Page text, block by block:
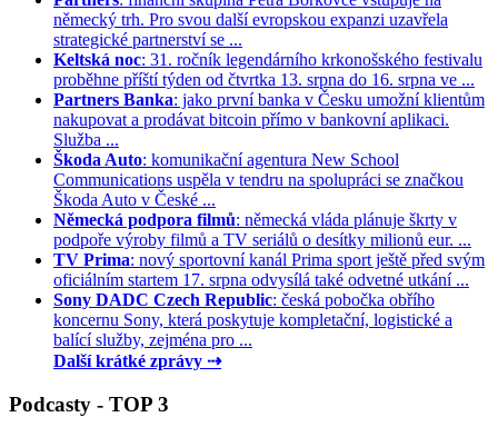
německý trh. Pro svou další evropskou expanzi uzavřela
strategické partnerství se ...
Keltská noc: 31. ročník legendárního krkonošského festivalu
proběhne příští týden od čtvrtka 13. srpna do 16. srpna ve ...
Partners Banka: jako první banka v Česku umožní klientům
nakupovat a prodávat bitcoin přímo v bankovní aplikaci.
Služba ...
Škoda Auto: komunikační agentura New School
Communications uspěla v tendru na spolupráci se značkou
Škoda Auto v České ...
Německá podpora filmů: německá vláda plánuje škrty v
podpoře výroby filmů a TV seriálů o desítky milionů eur. ...
TV Prima: nový sportovní kanál Prima sport ještě před svým
oficiálním startem 17. srpna odvysílá také odvetné utkání ...
Sony DADC Czech Republic: česká pobočka obřího
koncernu Sony, která poskytuje kompletační, logistické a
balící služby, zejména pro ...
Další krátké zprávy ⇢
Podcasty - TOP 3